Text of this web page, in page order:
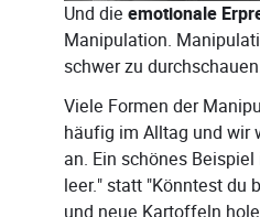
Und die emotionale
Manipulation.
schwer zu
Viele Formen der
häufig im Alltag und wir
an. Ein schönes
leer." statt "Könntest du